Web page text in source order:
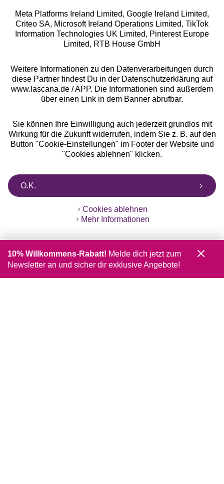
Alle Preise inkl. MwSt., zzgl.
Versandkosten
** Bonität vorausgesetzt, berechtigt zur Bonitätsprüfung
Meta Platforms Ireland Limited, Google Ireland Limited,
Criteo SA, Microsoft Ireland Operations Limited, TikTok
Information Technologies UK Limited, Pinterest Europe
Limited, RTB House GmbH
Weitere Informationen zu den Datenverarbeitungen durch
diese Partner findest Du in der Datenschutzerklärung auf
www.lascana.de / APP. Die Informationen sind außerdem
über einen Link in dem Banner abrufbar.
Sie können Ihre Einwilligung auch jederzeit grundlos mit
Wirkung für die Zukunft widerrufen, indem Sie z. B. auf den
Button "Cookie-Einstellungen" im Footer der Website und
"Cookies ablehnen" klicken.
O.K.
Cookies ablehnen
Mehr Informationen
10% Willkommens-Rabatt! Melde dich jetzt zum
Newsletter an und sicher dir exklusive Angebote!